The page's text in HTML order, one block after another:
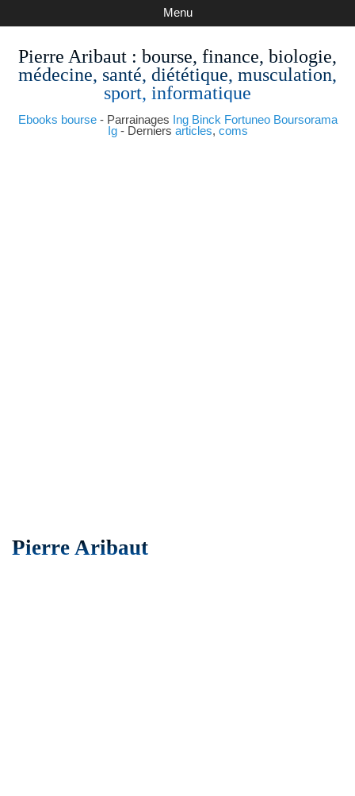
Pierre Aribaut : bourse, finance, biologie,
médecine, santé, diététique, musculation,
sport, informatique
Ebooks bourse- Parrainages Ing Binck Fortuneo Boursorama
Ig- Derniers articles, coms
Menu
Pierre Aribaut